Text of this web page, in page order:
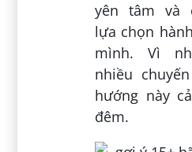
yên tâm và
lựa chọn
mình. Vì
nhiều
hướng này
đêm.